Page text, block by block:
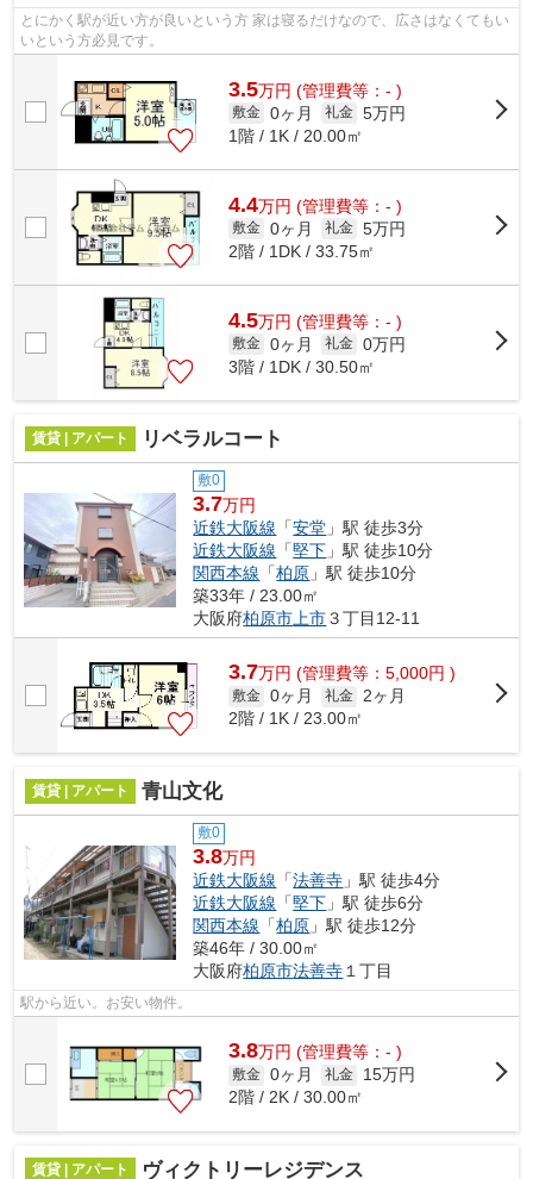
とにかく駅が近い方が良いという方 家は寝るだけなので、広さはなくてもい
いという方必見です。
3.5万円 (管理費等：- )
敷金 0ヶ月 礼金 5万円
1階 / 1K / 20.00㎡
4.4万円 (管理費等：- )
敷金 0ヶ月 礼金 5万円
2階 / 1DK / 33.75㎡
4.5万円 (管理費等：- )
敷金 0ヶ月 礼金 0万円
3階 / 1DK / 30.50㎡
賃貸 | アパート リベラルコート
敷0
3.7万円
近鉄大阪線 「安堂 」駅 徒歩3分
近鉄大阪線 「堅下 」駅 徒歩10分
関西本線 「柏原 」駅 徒歩10分
築33年 / 23.00㎡
大阪府柏原市 上市３丁目12-11
3.7万円 (管理費等：5,000円 )
敷金 0ヶ月 礼金 2ヶ月
2階 / 1K / 23.00㎡
賃貸 | アパート 青山文化
敷0
3.8万円
近鉄大阪線 「法善寺 」駅 徒歩4分
近鉄大阪線 「堅下 」駅 徒歩6分
関西本線 「柏原 」駅 徒歩12分
築46年 / 30.00㎡
大阪府柏原市法善寺 １丁目
駅から近い。お安い物件。
3.8万円 (管理費等：- )
敷金 0ヶ月 礼金
15万円
2階 / 2K / 30.00㎡
賃貸 | アパート ヴィクトリーレジデンス